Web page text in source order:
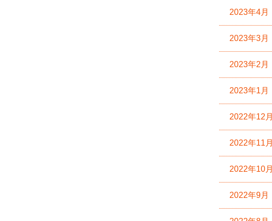
2023年4月
2023年3月
2023年2月
2023年1月
2022年12月
2022年11月
2022年10月
2022年9月